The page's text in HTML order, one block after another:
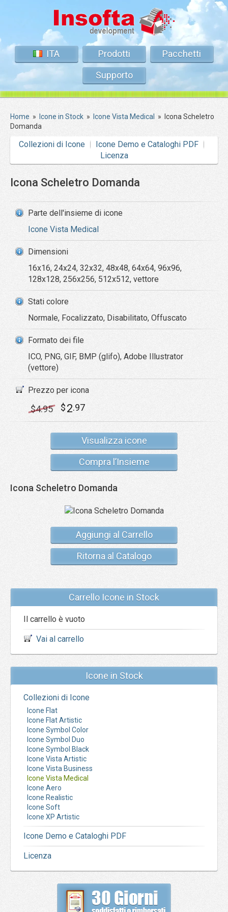
ITA Prodotti
Pacchetti
Supporto
Home » Icone in Stock » Icone Vista Medical »
Icona Scheletro
Domanda
Collezioni di Icone
Icone Demo e Cataloghi PDF
Licenza
Icona Scheletro Domanda
Parte dell'insieme di icone
Icone Vista Medical
Dimensioni
16x16, 24x24, 32x32, 48x48, 64x64, 96x96,
128x128, 256x256, 512x512, vettore
Stati colore
Normale, Focalizzato, Disabilitato, Offuscato
Formato dei file
ICO, PNG, GIF, BMP (glifo), Adobe Illustrator
(vettore)
Prezzo per icona
$4.95 $2.97
Visualizza icone
Compra l’Insieme
Icona Scheletro Domanda
Aggiungi al Carrello
Ritorna al Catalogo
Carrello Icone in Stock
Il carrello è vuoto
Vai al carrello
Icone in Stock
Collezioni di Icone
Icone Flat
Icone Flat Artistic
Icone Symbol Color
Icone Symbol Duo
Icone Symbol Black
Icone Vista Artistic
Icone Vista Business
Icone Vista Medical
Icone Aero
Icone Realistic
Icone Soft
Icone XP Artistic
Icone Demo e Cataloghi PDF
Licenza